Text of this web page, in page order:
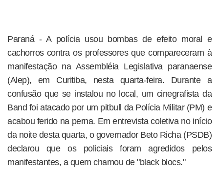
Paraná - A polícia usou bombas de efeito moral e
cachorros contra os professores que compareceram à
manifestação na Assembléia Legislativa paranaense
(Alep), em Curitiba, nesta quarta-feira. Durante a
confusão que se instalou no local, um cinegrafista da
Band foi atacado por um pitbull da Polícia Militar (PM) e
acabou ferido na perna. Em entrevista coletiva no início
da noite desta quarta, o governador Beto Richa (PSDB)
declarou que os policiais foram agredidos pelos
manifestantes, a quem chamou de "black blocs."